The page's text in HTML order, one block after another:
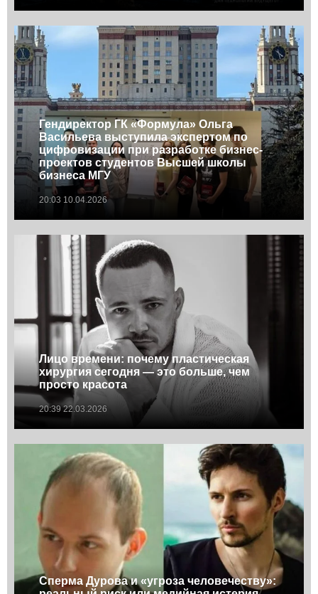
Гендиректор ГК «Формула» Ольга
Васильева выступила экспертом по
цифровизации при разработке бизнес-
проектов студентов Высшей школы
бизнеса МГУ
20:03 10.04.2026
Лицо времени: почему пластическая
хирургия сегодня — это больше, чем
просто красота
20:39 22.03.2026
Сперма Дурова и «угроза человечеству»: